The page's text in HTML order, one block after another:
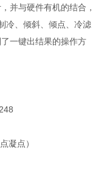
并与硬件有机的结合，
冷、倾斜、倾点、冷滤
一键出结果的操作方
凝点）